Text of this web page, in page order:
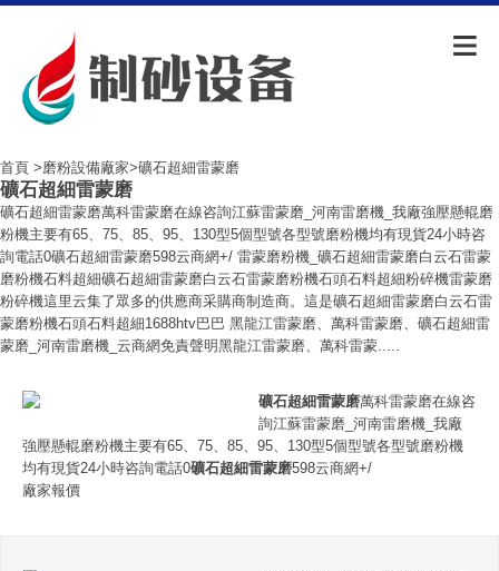
首頁 >磨粉設備廠家>礦石超細雷蒙磨
礦石超細雷蒙磨
礦石超細雷蒙磨萬科雷蒙磨在線咨詢江蘇雷蒙磨_河南雷磨機_我廠強壓懸輥磨
粉機主要有65、75、85、95、130型5個型號各型號磨粉機均有現貨24小時咨
詢電話0礦石超細雷蒙磨598云商網+/ 雷蒙磨粉機_礦石超細雷蒙磨白云石雷蒙
磨粉機石料超細礦石超細雷蒙磨白云石雷蒙磨粉機石頭石料超細粉碎機雷蒙磨
粉碎機這里云集了眾多的供應商采購商制造商。這是礦石超細雷蒙磨白云石雷
蒙磨粉機石頭石料超細1688htv巴巴 黑龍江雷蒙磨、萬科雷蒙磨、礦石超細雷
蒙磨_河南雷磨機_云商網免責聲明黑龍江雷蒙磨、萬科雷蒙.....
礦石超細雷蒙磨萬科雷蒙磨在線咨
詢江蘇雷蒙磨_河南雷磨機_我廠
強壓懸輥磨粉機主要有65、75、85、95、130型5個型號各型號磨粉機
均有現貨24小時咨詢電話0礦石超細雷蒙磨598云商網+/
廠家報價